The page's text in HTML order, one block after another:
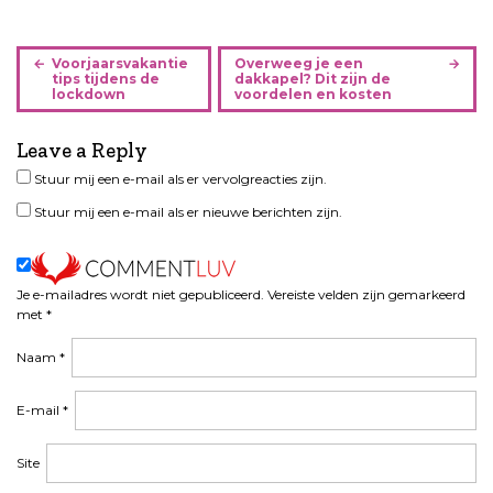
B
r
c
h
t
v
i
g
a
e
Voorjaarsvakantie
tips tijdens de
lockdown
Overweeg je een
dakkapel? Dit zijn de
voordelen en kosten
Leave a Reply
Je e-mailadres wordt niet gepubliceerd. Vereiste velden zijn gemarkeerd
met *
Naam *
E-mail *
Site
Stuur mij een e-mail als er vervolgreacties zijn.
Stuur mij een e-mail als er nieuwe berichten zijn.